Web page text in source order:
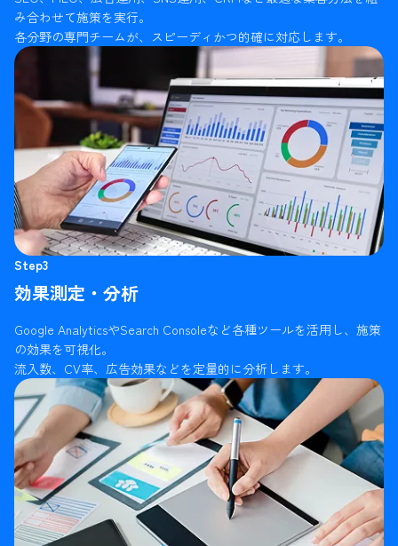
み合わせて施策を実行。
各分野の専門チームが、スピーディかつ的確に対応します。
Step3
効果測定・分析
Google AnalyticsやSearch Consoleなど各種ツールを活用し、施策
の効果を可視化。
流入数、CV率、広告効果などを定量的に分析します。